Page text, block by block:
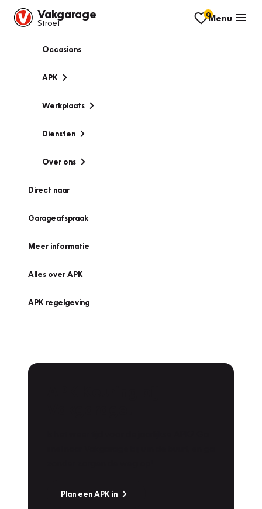
Vakgarage
Stroet
0Menu
Occasions
APK
Werkplaats
Diensten
Over ons
Direct naar
Garageafspraak
Meer informatie
Alles over APK
APK regelgeving
Plan een APK in